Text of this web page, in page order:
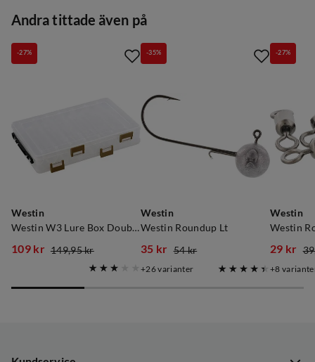
Andra tittade även på
Westin
Westin W3 Lure Box Double Sided S6
-27%
109 kr 149,95 kr
Westin
Westin Roundup Lt
-35%
discounted
35 kr
original
54 kr
26varianter
Westin
Westin
-27%
29 kr
original
8